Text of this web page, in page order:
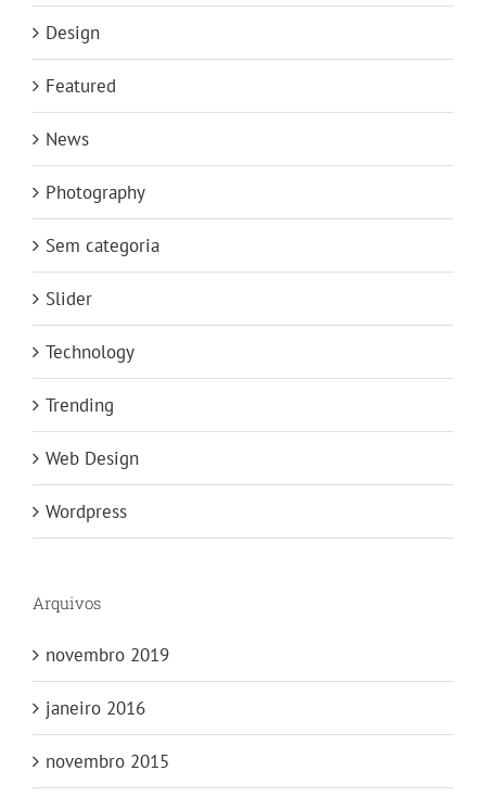
Design
Featured
News
Photography
Sem categoria
Slider
Technology
Trending
Web Design
Wordpress
Arquivos
novembro 2019
janeiro 2016
novembro 2015